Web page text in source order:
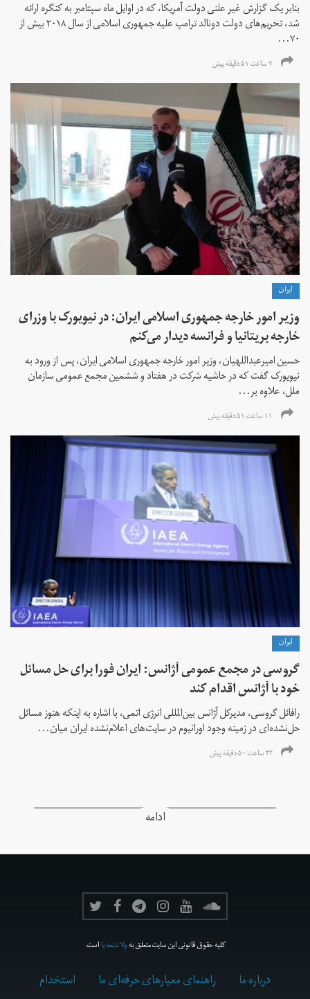
بنابر یک گزارش غیر علنی دولت آمریکا، که در اوایل ماه سپتامبر به کنگره ارائه
شد، تحریم‌های دولت دونالد ترامپ علیه جمهوری اسلامی از سال ۲۰۱۸ بیش از
۷۰...
۷ ساعت ۵۱ دقیقه پیش
ايران
وزیر امور خارجه جمهوری اسلامی ایران: در نیویورک با وزرای
خارجه بریتانیا و فرانسه دیدار می‌کنم
حسین امیرعبداللهیان، وزیر امور خارجه جمهوری اسلامی ایران، پس از ورود به
نیویورک گفت که در حاشیه شرکت در هفتاد و ششمین مجمع عمومی سازمان
ملل، علاوه بر...
۱۱ ساعت ۵۱ دقیقه پیش
ايران
گروسی در مجمع عمومی آژانس: ایران فورا برای حل مسائل
خود با آژانس اقدام کند
رافائل گروسی، مدیرکل آژانس بین‌المللی انرژی اتمی، با اشاره به اینکه هنوز مسائل
حل‌نشده‌ای در زمینه وجود اورانیوم در سایت‌های اعلام‌نشده ایران میان...
۲۲ ساعت ۵۰ دقیقه پیش
ادامه
کلیه حقوق قانونی این سایت متعلق بهولانت‌مدیااست.
درباره ما راهنمای معیارهای حرفه‌ای ما استخدام